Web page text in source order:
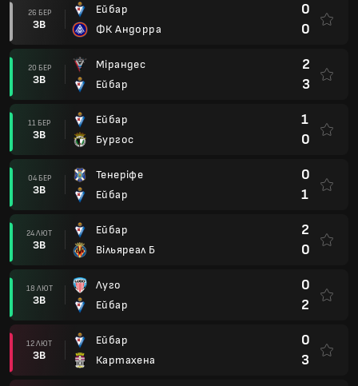
26 БЕР
ЗВ
Ейбар
ФК Андорра
0
0
20 БЕР
ЗВ
Мірандес
Ейбар
2
3
11 БЕР
ЗВ
Ейбар
Бургос
1
0
04 БЕР
ЗВ
Тенеріфе
Ейбар
0
1
24 ЛЮТ
ЗВ
Ейбар
Вільяреал Б
2
0
18 ЛЮТ
ЗВ
Луго
Ейбар
0
2
12 ЛЮТ
ЗВ
Ейбар
Картахена
0
3